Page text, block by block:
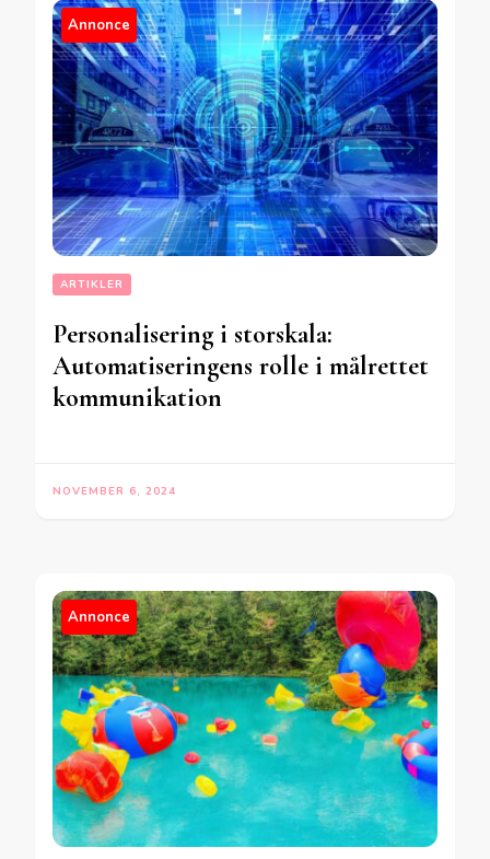
Annonce
ARTIKLER
Personalisering i storskala:
Automatiseringens rolle i målrettet
kommunikation
NOVEMBER 6, 2024
Annonce